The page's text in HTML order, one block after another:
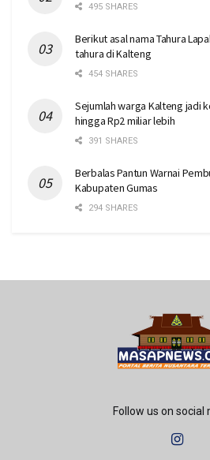
495 SHARES
Berikut asal nama Tahura
tahura di Kalteng
454 SHARES
Sejumlah warga Kalteng jadi
hingga Rp2 miliar lebih
391 SHARES
Berbalas Pantun Warnai
Kabupaten Gumas
294 SHARES
Follow us on social